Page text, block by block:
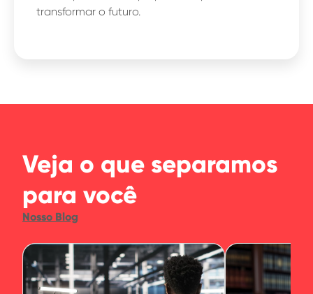
transformar o futuro.
Veja o que separamos
para você
Nosso Blog